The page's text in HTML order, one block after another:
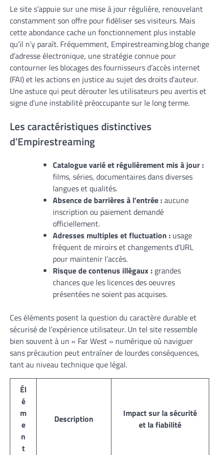
Le site s’appuie sur une mise à jour régulière, renouvelant
constamment son offre pour fidéliser ses visiteurs. Mais
cette abondance cache un fonctionnement plus instable
qu’il n’y paraît. Fréquemment, Empirestreaming.blog change
d’adresse électronique, une stratégie connue pour
contourner les blocages des fournisseurs d’accès internet
(FAI) et les actions en justice au sujet des droits d’auteur.
Une astuce qui peut dérouter les utilisateurs peu avertis et
signe d’une instabilité préoccupante sur le long terme.
Les caractéristiques distinctives
d’Empirestreaming
Catalogue varié et régulièrement mis à jour :
films, séries, documentaires dans diverses
langues et qualités.
Absence de barrières à l’entrée :aucune
inscription ou paiement demandé
officiellement.
Adresses multiples et fluctuation : usage
fréquent de miroirs et changements d’URL
pour maintenir l’accès.
Risque de contenus illégaux : grandes
chances que les licences des oeuvres
présentées ne soient pas acquises.
Ces éléments posent la question du caractère durable et
sécurisé de l’expérience utilisateur. Un tel site ressemble
bien souvent à un « Far West » numérique où naviguer
sans précaution peut entraîner de lourdes conséquences,
tant au niveau technique que légal.
Él
é
m
e
n
t
Description
Impact sur la sécurité
et la fiabilité